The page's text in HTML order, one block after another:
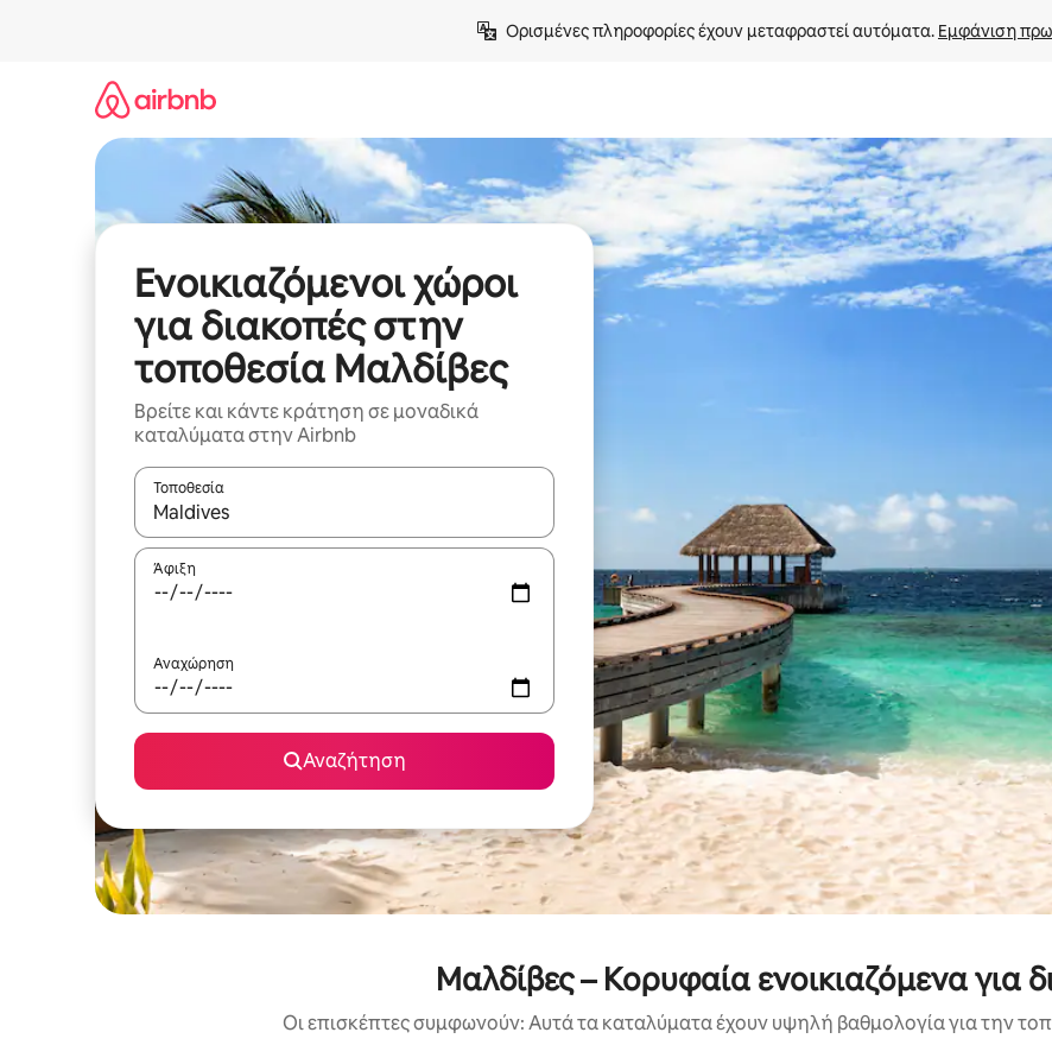
Ορισμένες πληροφορίες έχουν μεταφραστεί αυτόματα. Εμφάνιση
Ενοικιαζόμενοι χώροι
για διακοπές στην
τοποθεσία Μαλδίβες
Βρείτε και κάντε κράτηση σε μοναδικά
καταλύματα στην Airbnb
Τοποθεσία
Όταν τα αποτελέσματα είναι διαθέσιμα, μπορείτε να πλοηγηθείτε στη σελίδα με τα κουμπιά πάνω και κάτω
Άφιξη
Αναχώρηση
Αναζήτηση
Μαλδίβες – Κορυφαία ενοικιαζόμενα για
Οι επισκέπτες συμφωνούν: Αυτά τα καταλύματα έχουν υψηλή βαθμολογία για την